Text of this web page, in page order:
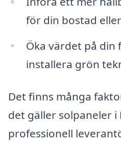
för din bostad
Öka värdet på
installera grön
Det finns många
det gäller solpaneler i
professionell